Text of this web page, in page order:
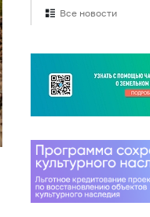
Все новости